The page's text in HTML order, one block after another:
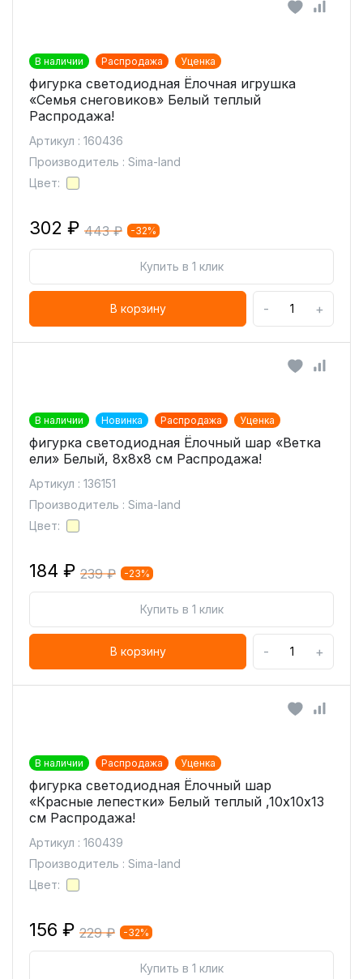
В наличии Распродажа Уценка
фигурка светодиодная Ёлочная игрушка
«Семья снеговиков» Белый теплый
Распродажа!
Артикул : 160436
Производитель : Sima-land
Цвет:
302 ₽ 443 ₽ -32%
Купить в 1 клик
В корзину - +
В наличии Новинка Распродажа Уценка
фигурка светодиодная Ёлочный шар «Ветка
ели» Белый, 8х8х8 см Распродажа!
Артикул : 136151
Производитель : Sima-land
Цвет:
184 ₽ 239 ₽ -23%
Купить в 1 клик
В корзину - +
В наличии Распродажа Уценка
фигурка светодиодная Ёлочный шар
«Красные лепестки» Белый теплый ,10х10х13
см Распродажа!
Артикул : 160439
Производитель : Sima-land
Цвет:
156 ₽ 229 ₽ -32%
Купить в 1 клик